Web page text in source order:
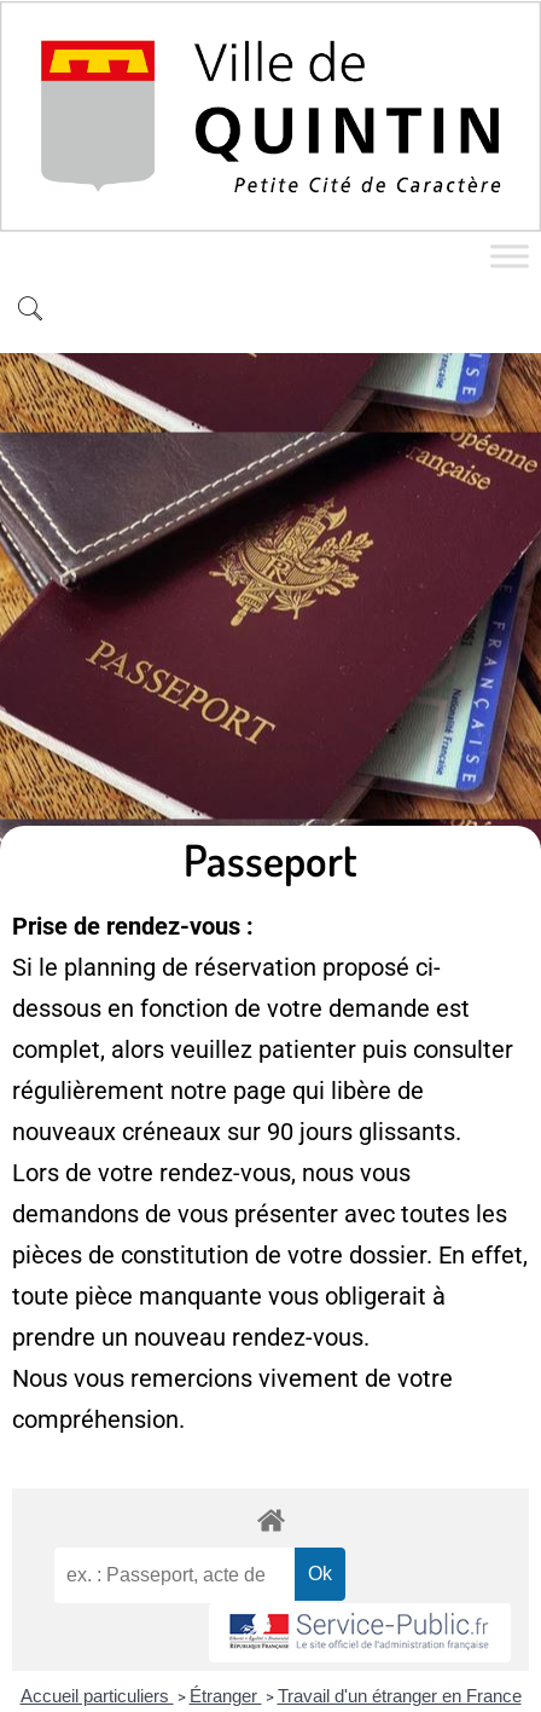
Passeport
Prise de rendez-vous :
Si le planning de réservation proposé ci-
dessous en fonction de votre demande est
complet, alors veuillez patienter puis consulter
régulièrement notre page qui libère de
nouveaux créneaux sur 90 jours glissants.
Lors de votre rendez-vous, nous vous
demandons de vous présenter avec toutes les
pièces de constitution de votre dossier. En effet,
toute pièce manquante vous obligerait à
prendre un nouveau rendez-vous.
Nous vous remercions vivement de votre
compréhension.
Accueil particuliers > Étranger > Travail d'un étranger en France